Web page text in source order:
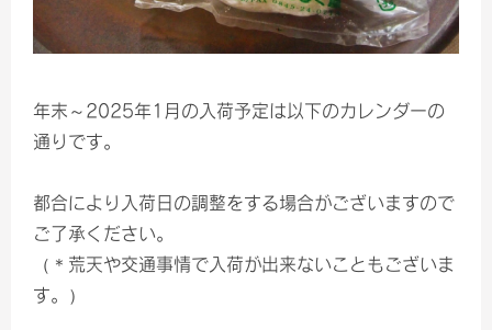
年末～2025年1月の入荷予定は以下のカレンダーの
通りです。
都合により入荷日の調整をする場合がございますので
ご了承ください。
（＊荒天や交通事情で入荷が出来ないこともございま
す。）